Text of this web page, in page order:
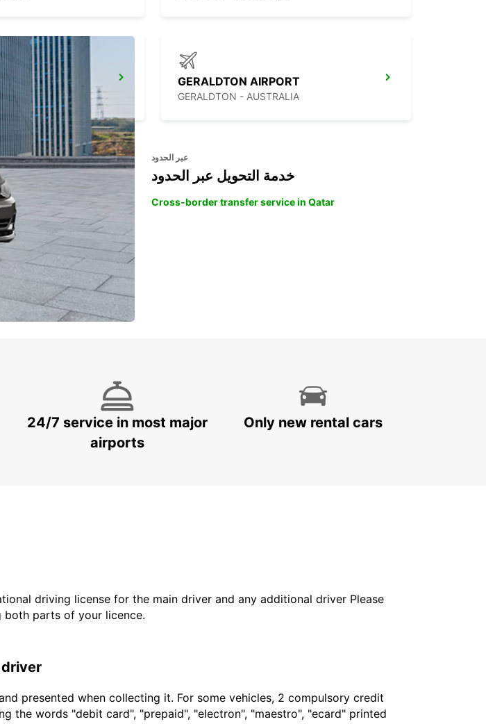
GERALDTON AIRPORT
GERALDTON - AUSTRALIA
عبر الحدود
خدمة التحويل عبر الحدود
Cross-border transfer service in Qatar
24/7 service in most major
airports
Only new rental cars
driving license for the main driver and any additional driver Please
both parts of your licence.
presented when collecting it. For some vehicles, 2 compulsory credit
the words "debit card", "prepaid", "electron", "maestro", "ecard" printed